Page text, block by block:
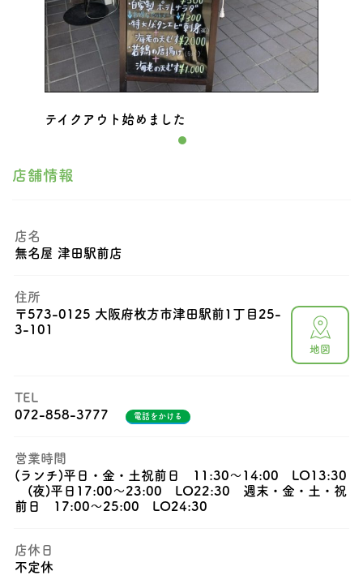
テイクアウト始めました
店舗情報
店名
無名屋 津田駅前店
住所
〒573-0125 大阪府枚方市津田駅前1丁目25-
3-101
地図
TEL
072-858-3777
電話をかける
営業時間
(ランチ)平日・金・土祝前日 11:30～14:00 LO13:30
(夜)平日17:00〜23:00 LO22:30 週末・金・土・祝
前日 17:00～25:00 LO24:30
店休日
不定休